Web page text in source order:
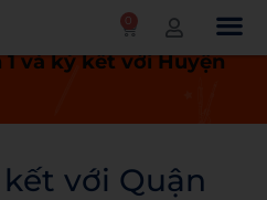
0
WESET tái ký kết
và ký kết với Huyện
kết với Quận